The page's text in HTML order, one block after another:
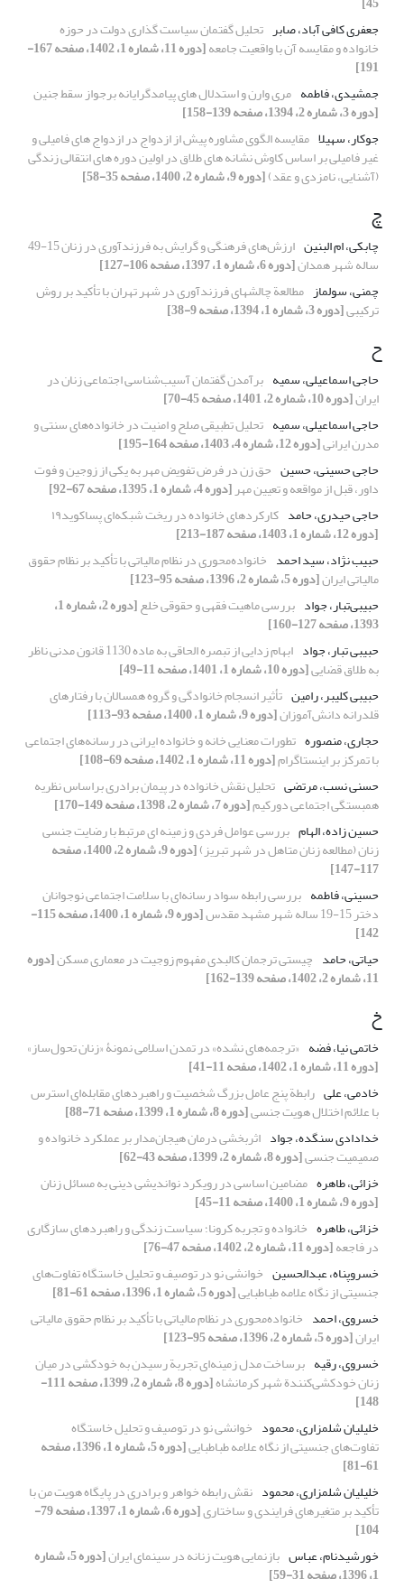
جعفری کافی آباد، صابر تحلیل گفتمان سیاست گذاری دولت در حوزه
خانواده و مقایسه آن با واقعیت جامعه [دوره 11، شماره 1، 1402، صفحه 167-
191]
جمشیدی، فاطمه مری وارن و استدلال های پیامدگرایانه برجواز سقط جنین
[دوره 3، شماره 2، 1394، صفحه 139-158]
جوکار، سهیلا مقایسه الگوی مشاوره پیش از ازدواج در ازدواج های فامیلی و
غیر فامیلی بر اساس کاوش نشانه های طلاق در اولین دوره های انتقالی زندگی
(آشنایی، نامزدی و عقد)[دوره 9، شماره 2، 1400، صفحه 35-58]
چ
چابکی، ام البنین ارزش‌های فرهنگی و گرایش به فرزندآوری در زنان 15-49
ساله شهر همدان[دوره 6، شماره 1، 1397، صفحه 106-127]
چمنی، سولماز مطالعة چالشهای فرزندآوری در شهر تهران با تأکید بر روش
ترکیبی[دوره 3، شماره 1، 1394، صفحه 9-38]
ح
حاجی اسماعیلی، سمیه برآمدن گفتمان آسیب‌شناسی اجتماعی زنان در
ایران[دوره 10، شماره 2، 1401، صفحه 45-70]
حاجی اسماعیلی، سمیه تحلیل تطبیقی صلح و امنیت در خانواده‌های سنتی و
مدرن ایرانی[دوره 12، شماره 4، 1403، صفحه 164-195]
حاجی حسینی، حسین حق زن در فرض تفویض مهر به یکی از زوجین و فوت
داور، قبل از مواقعه و تعیین مهر[دوره 4، شماره 1، 1395، صفحه 67-92]
حاجی حیدری، حامد کارکردهای خانواده در ریخت شبکه‌ای پساکوید۱۹
[دوره 12، شماره 1، 1403، صفحه 187-213]
حبیب نژاد، سید احمد خانواده‌محوری در نظام مالیاتی با تأکید بر نظام حقوق
مالیاتی ایران[دوره 5، شماره 2، 1396، صفحه 95-123]
حبیبی‌تبار، ‌جواد بررسی ماهیت فقهی و حقوقی خلع [دوره 2، شماره 1،
1393، صفحه 127-160]
حبیبی تبار، جواد
ابهام ‌زدایی از تبصره الحاقی به ماده 1130 قانون مدنی ناظر
به طلاق قضایی[دوره 10، شماره 1، 1401، صفحه 11-49]
حبیبی کلیبر، رامین تأثیر انسجام خانوادگی و گروه همسالان با رفتارهای
قلدرانه دانش‌آموزان[دوره 9، شماره 1، 1400، صفحه 93-113]
حجاری، منصوره تطورات معنایی خانه و خانواده ایرانی در رسانه‌های اجتماعی
با تمرکز بر اینستاگرام[دوره 11، شماره 1، 1402، صفحه 69-108]
حسنی نسب، مرتضی تحلیل نقش خانواده در پیمان برادری براساس نظریه
همبستگی اجتماعی دورکیم[دوره 7، شماره 2، 1398، صفحه 149-170]
حسین زاده، الهام بررسی عوامل فردی و زمینه ای مرتبط با رضایت جنسی
زنان (مطالعه زنان متاهل در شهر تبریز) [دوره 9، شماره 2، 1400، صفحه
117-147]
حسینی، فاطمه بررسی رابطه سواد رسانه‌ای با سلامت اجتماعی نوجوانان
دختر 15-19 ساله شهر مشهد مقدس [دوره 9، شماره 1، 1400، صفحه 115-
142]
حیاتی، حامد چیستی ترجمان کالبدی مفهوم زوجیت در معماری مسکن[دوره
11، شماره 2، 1402، صفحه 139-162]
خ
خاتمی نیا، فضه «ترجمه‌های نشده» در تمدن اسلامی نمونۀ «زنان تحول‌ساز»
[دوره 11، شماره 1، 1402، صفحه 11-41]
خادمی، علی رابطة پنج عامل بزرگ شخصیت و راهبردهای مقابله‌ای استرس
با علائم اختلال هویت جنسی[دوره 8، شماره 1، 1399، صفحه 71-88]
خدادادی سنگده، جواد اثربخشی درمان هیجان‌مدار بر عملکرد خانواده و
صمیمیت جنسی[دوره 8، شماره 2، 1399، صفحه 43-62]
خزائی، طاهره مضامین اساسی در رویکرد نواندیشی دینی به مسائل زنان
[دوره 9، شماره 1، 1400، صفحه 11-45]
خزائی، طاهره خانواده و تجربه کرونا؛ سیاست زندگی و راهبردهای سازگاری
در فاجعه[دوره 11، شماره 2، 1402، صفحه 47-76]
خسرو‌پناه، عبدالحسین خوانشی نو در توصیف و تحلیل خاستگاه تفاوت‌های
جنسیتی از نگاه علامه طباطبایی[دوره 5، شماره 1، 1396، صفحه 61-81]
خسروی، احمد خانواده‌محوری در نظام مالیاتی با تأکید بر نظام حقوق مالیاتی
ایران[دوره 5، شماره 2، 1396، صفحه 95-123]
خسروی، رقیه برساخت مدل زمینه‌ای تجربة رسیدن به خودکشی در میان
زنان خودکشی‌کنندة شهر کرمانشاه [دوره 8، شماره 2، 1399، صفحه 111-
148]
خلیلیان شلمزاری، محمود خوانشی نو در توصیف و تحلیل خاستگاه
تفاوت‌های جنسیتی از نگاه علامه طباطبایی [دوره 5، شماره 1، 1396، صفحه
61-81]
خلیلیان شلمزاری، محمود نقش رابطه خواهر و برادری در پایگاه هویت من با
تأکید بر متغیرهای فرایندی و ساختاری [دوره 6، شماره 1، 1397، صفحه 79-
104]
خورشیدنام، عباس بازنمایی هویت زنانه در سینمای ایران [دوره 5، شماره
1، 1396، صفحه 31-59]